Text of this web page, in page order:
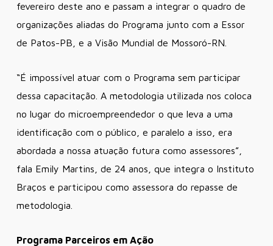
fevereiro deste ano e passam a integrar o quadro de
organizações aliadas do Programa junto com a Essor
de Patos-PB, e a Visão Mundial de Mossoró-RN.
“É impossível atuar com o Programa sem participar
dessa capacitação. A metodologia utilizada nos coloca
no lugar do microempreendedor o que leva a uma
identificação com o público, e paralelo a isso, era
abordada a nossa atuação futura como assessores”,
fala Emily Martins, de 24 anos, que integra o Instituto
Braços e participou como assessora do repasse de
metodologia.
Programa Parceiros em Ação